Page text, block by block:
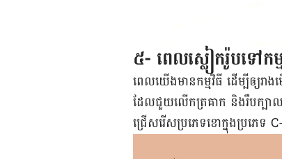
៥- ពេល​ស្លៀក​រ៉ូប​ទៅ​កម្
ពេល​យើង​មាន​កម្មវិធី ដើម្បី​ឲ្យ​រ
ដែល​ជួយ​លើក​ត្រគាក និង​រឹប​ក្បាល
ជ្រើសរើស​ប្រភេទ​ខោ​ក្នុង​ប្រភេ